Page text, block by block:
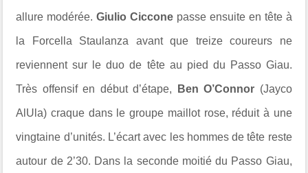
allure modérée.Giulio Ciccone passe ensuite en tête à
la Forcella Staulanza avant que treize coureurs ne
reviennent sur le duo de tête au pied du Passo Giau.
Très offensif en début d’étape, Ben O’Connor (Jayco
AlUla) craque dans le groupe maillot rose, réduit à une
vingtaine d’unités. L’écart avec les hommes de tête reste
autour de 2’30. Dans la seconde moitié du Passo Giau,